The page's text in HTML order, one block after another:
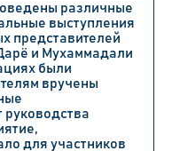
различные
выступления
представителей
и Мухаммадали
были
вручены
руководства
для участников